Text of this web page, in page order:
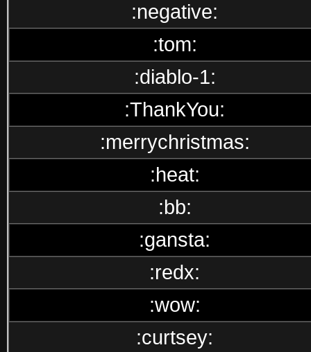
:negative:
:tom:
:diablo-1:
:ThankYou:
:merrychristmas:
:heat:
:bb:
:gansta:
:redx:
:wow:
:curtsey: